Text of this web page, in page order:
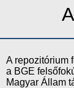
A repozitórium
a BGE
Magyar Állam